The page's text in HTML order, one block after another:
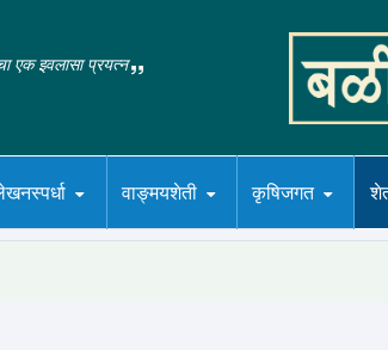
एक इवलासा प्रयत्न
वाङ्मयशेती कृषिजगत